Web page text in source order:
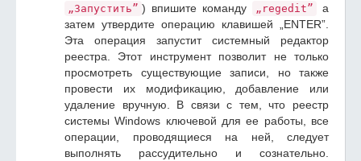
„Запустить” ) впишите команду „regedit”
а
затем утвердите операцию клавишей „ENTER”.
Эта операция запустит системный редактор
реестра. Этот инструмент позволит не только
просмотреть существующие записи, но также
провести их модификацию, добавление или
удаление вручную. В связи с тем, что реестр
системы Windows ключевой для ее работы, все
операции, проводящиеся на ней, следует
выполнять рассудительно и сознательно.